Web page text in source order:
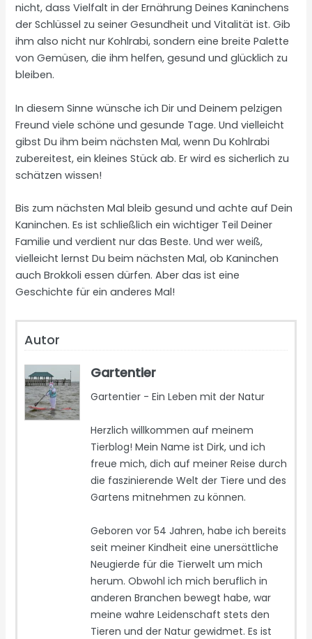
nicht, dass Vielfalt in der Ernährung Deines Kaninchens
der Schlüssel zu seiner Gesundheit und Vitalität ist. Gib
ihm also nicht nur Kohlrabi, sondern eine breite Palette
von Gemüsen, die ihm helfen, gesund und glücklich zu
bleiben.
In diesem Sinne wünsche ich Dir und Deinem pelzigen
Freund viele schöne und gesunde Tage. Und vielleicht
gibst Du ihm beim nächsten Mal, wenn Du Kohlrabi
zubereitest, ein kleines Stück ab. Er wird es sicherlich zu
schätzen wissen!
Bis zum nächsten Mal bleib gesund und achte auf Dein
Kaninchen. Es ist schließlich ein wichtiger Teil Deiner
Familie und verdient nur das Beste. Und wer weiß,
vielleicht lernst Du beim nächsten Mal, ob Kaninchen
auch Brokkoli essen dürfen. Aber das ist eine
Geschichte für ein anderes Mal!
Autor
Gartentier
Gartentier - Ein Leben mit der Natur
Herzlich willkommen auf meinem
Tierblog! Mein Name ist Dirk, und ich
freue mich, dich auf meiner Reise durch
die faszinierende Welt der Tiere und des
Gartens mitnehmen zu können.
Geboren vor 54 Jahren, habe ich bereits
seit meiner Kindheit eine unersättliche
Neugierde für die Tierwelt um mich
herum. Obwohl ich mich beruflich in
anderen Branchen bewegt habe, war
meine wahre Leidenschaft stets den
Tieren und der Natur gewidmet. Es ist